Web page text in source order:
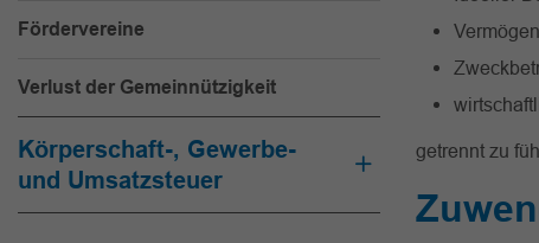
Fördervereine
Verlust der Gemeinnützigkeit
Körperschaft-, Gewerbe-
und Umsatzsteuer
getrennt zu